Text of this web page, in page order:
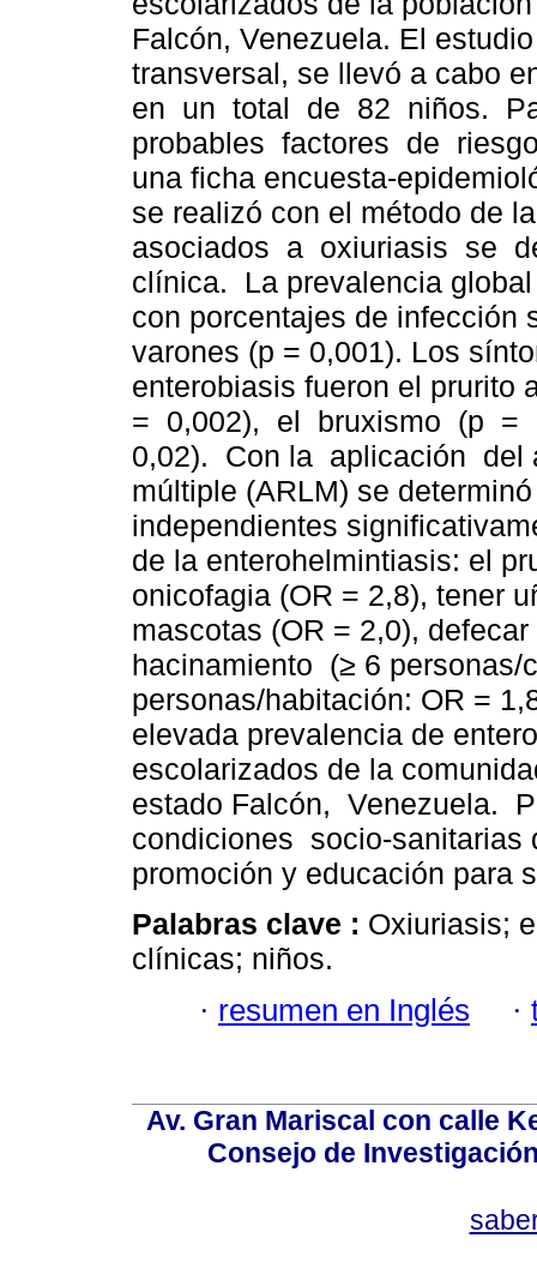
Falcón, Venezuela. El
transversal, se llevó a cabo
en un total de 82 niños.
probables factores de
una ficha encuesta-
se realizó con el método
asociados a oxiuriasis se
clínica. La prevalencia
con porcentajes de infección
varones (p = 0,001). Los
enterobiasis fueron el
= 0,002), el bruxismo (p
0,02). Con la aplicación del
múltiple (ARLM) se
independientes
de la enterohelmintiasis: el
onicofagia (OR = 2,8), tener
mascotas (OR = 2,0),
hacinamiento (≥ 6 personas/
personas/habitación: OR =
elevada prevalencia de
escolarizados de la
estado Falcón, Venezuela.
condiciones socio-sanitarias
promoción y educación para
Palabras clave : Oxiuriasis;
clínicas; niños.
· resumen en Inglés ·
Av. Gran Mariscal con calle
Consejo de